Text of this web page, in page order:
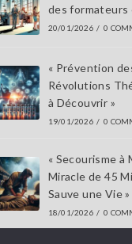
des formateurs
20/01/2026 / 0
« Prévention
Révolutions
à Découvrir »
19/01/2026 / 0
« Secourisme à
Miracle de 45
Sauve une Vie »
18/01/2026 / 0